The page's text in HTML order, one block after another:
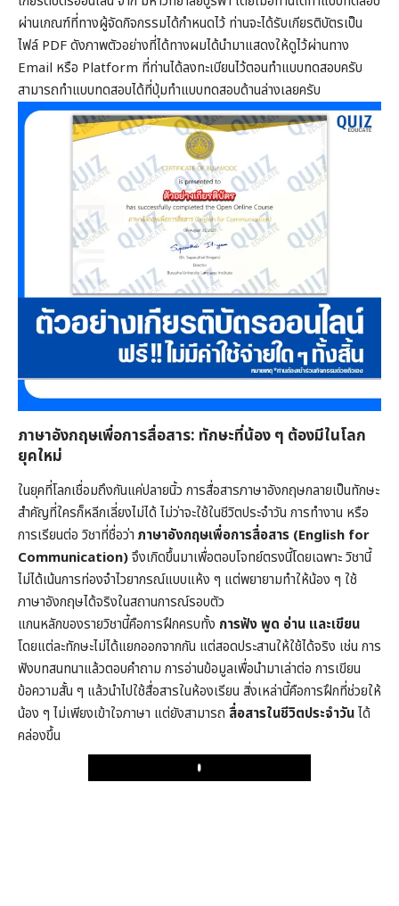
ผ่านเกณฑ์ที่ทางผู้จัดกิจกรรมได้กำหนดไว้ ท่านจะได้รับเกียรติบัตรเป็น
ไฟล์ PDF ดังภาพตัวอย่างที่ได้ทางผมได้นำมาแสดงให้ดูไว้ผ่านทาง
Email หรือ Platform ที่ท่านได้ลงทะเบียนไว้ตอนทำแบบทดสอบครับ
สามารถทำแบบทดสอบได้ที่ปุ่มทำแบบทดสอบด้านล่างเลยครับ
ภาษาอังกฤษเพื่อการสื่อสาร: ทักษะที่น้อง ๆ ต้องมีในโลก
ยุคใหม่
ในยุคที่โลกเชื่อมถึงกันแค่ปลายนิ้ว การสื่อสารภาษาอังกฤษกลายเป็นทักษะ
สำคัญที่ใครก็หลีกเลี่ยงไม่ได้ ไม่ว่าจะใช้ในชีวิตประจำวัน การทำงาน หรือ
การเรียนต่อ วิชาที่ชื่อว่า ภาษาอังกฤษเพื่อการสื่อสาร (English for
Communication)จึงเกิดขึ้นมาเพื่อตอบโจทย์ตรงนี้โดยเฉพาะ วิชานี้
ไม่ได้เน้นการท่องจำไวยากรณ์แบบแห้ง ๆ แต่พยายามทำให้น้อง ๆ ใช้
ภาษาอังกฤษได้จริงในสถานการณ์รอบตัว
แกนหลักของรายวิชานี้คือการฝึกครบทั้ง การฟัง พูด อ่าน และเขียน
โดยแต่ละทักษะไม่ได้แยกออกจากกัน แต่สอดประสานให้ใช้ได้จริง เช่น การ
ฟังบทสนทนาแล้วตอบคำถาม การอ่านข้อมูลเพื่อนำมาเล่าต่อ การเขียน
ข้อความสั้น ๆ แล้วนำไปใช้สื่อสารในห้องเรียน สิ่งเหล่านี้คือการฝึกที่ช่วยให้
น้อง ๆ ไม่เพียงเข้าใจภาษา แต่ยังสามารถ สื่อสารในชีวิตประจำวันได้
คล่องขึ้น
Play